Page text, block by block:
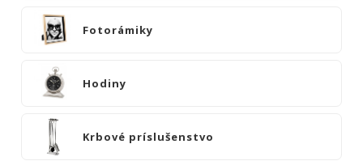
SKRINKY
KOMODY
KNIŽNICE
POSTELE
Fotorámiky
Hodiny
Krbové príslušenstvo